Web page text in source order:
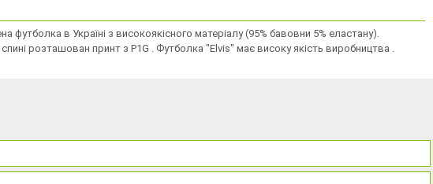
в Україні з високоякiсного матерiалу (95% бавовни 5% еластану).
розташован принт з P1G . Футболка "Elvis" має високу якість виробництва .